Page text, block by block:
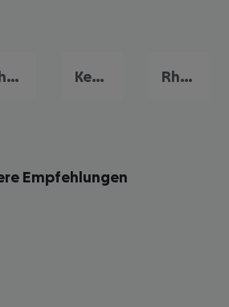
Thasos Kefalonia Rhodos
Empfehlungen